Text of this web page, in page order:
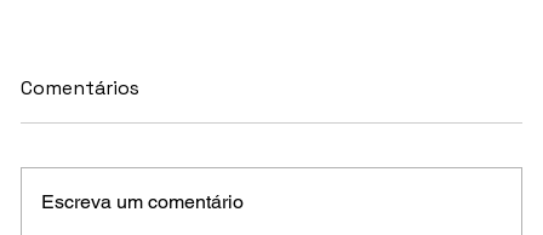
Comentários
Escreva um comentário